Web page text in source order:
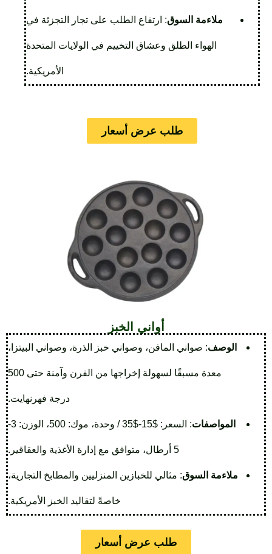
ملاءمة السوق : ارتفاع الطلب على تجار التجزئة في
الهواء الطلق وعشاق التخييم في الولايات المتحدة
الأمريكية.
طلب عرض أسعار
أواني الخبز
الوصف : صواني المافن، وصواني خبز الذرة، وصواني البيتزا،
معدة مسبقًا لسهولة إخراجها من الفرن وآمنة حتى 500
درجة فهرنهايت.
المواصفات : السعر: $15-$35 / وحدة، موك: 500، الوزن: 3-
ملاءمة السوق : مثالي للخبازين المنزليين والمطابخ التجارية،
خاصةً لتقاليد الخبز الأمريكية.
طلب عرض أسعار